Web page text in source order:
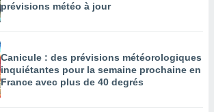
prévisions météo à jour
Canicule : des prévisions météorologiques
inquiétantes pour la semaine prochaine en
France avec plus de 40 degrés